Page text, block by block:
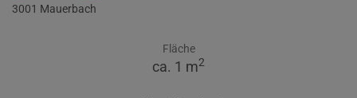
3001 Mauerbach
Fläche
ca. 1 m2